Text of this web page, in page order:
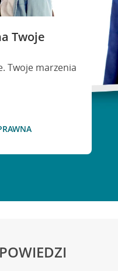
Twoje
Twoje marzenia